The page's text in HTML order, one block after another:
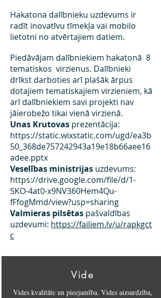
Hakatona dalībnieku uzdevums ir
radīt inovatīvu tīmekļa vai mobilo
lietotni no atvērtajiem datiem.
Piedāvājam dalībniekiem hakatonā 8
tematiskos virzienus. Dalībnieki
drīkst darboties arī plašāk ārpus
dotajiem tematiskajiem virzieniem, kā
arī dalībniekiem savi projekti nav
jāierobežo tikai vienā virzienā.
Unas Krutovas prezentācija:
https://static.wixstatic.com/ugd/ea3b
50_368de757242943a19e18b66aee16
adee.pptx
Veselības ministrijas uzdevums:
https://drive.google.com/file/d/1-
SKO-4at0-x9NV360Hem4Qu-
fFfogMmd/view?usp=sharing
Valmieras pilsētas pašvaldības
uzdevumi: https://failiem.lv/u/rapkgct
c
Vide
Vides kvalitāte un pieejamība. Vides aizsardzība,